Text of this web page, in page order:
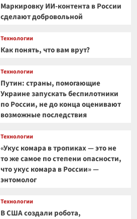
Маркировку ИИ-контента в России
сделают добровольной
Технологии
Как понять, что вам врут?
Технологии
Путин: страны, помогающие
Украине запускать беспилотники
по России, не до конца оценивают
возможные последствия
Технологии
«Укус комара в тропиках — это не
то же самое по степени опасности,
что укус комара в России» —
энтомолог
Технологии
В США создали робота,